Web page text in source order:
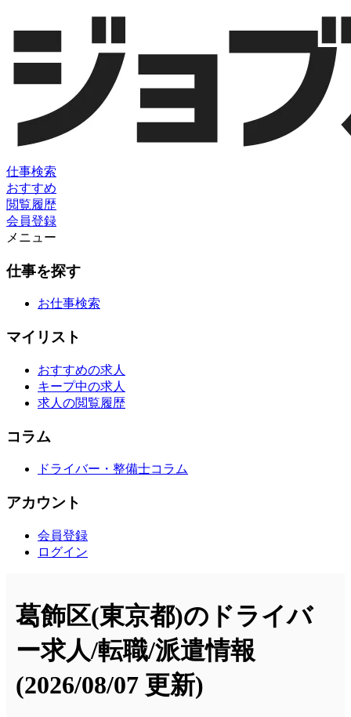
仕事検索
おすすめ
閲覧履歴
会員登録
メニュー
仕事を探す
お仕事検索
マイリスト
おすすめの求人
キープ中の求人
求人の閲覧履歴
コラム
ドライバー・整備士コラム
アカウント
会員登録
ログイン
葛飾区(東京都)のドライバ
ー求人/転職/派遣情報
(2026/08/07 更新)